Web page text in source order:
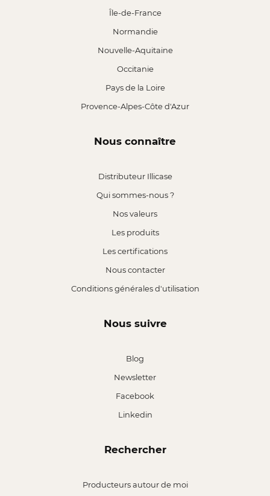
Île-de-France
Normandie
Nouvelle-Aquitaine
Occitanie
Pays de la Loire
Provence-Alpes-Côte d'Azur
Nous connaître
Distributeur Illicase
Qui sommes-nous ?
Nos valeurs
Les produits
Les certifications
Nous contacter
Conditions générales d'utilisation
Nous suivre
Blog
Newsletter
Facebook
Linkedin
Rechercher
Producteurs autour de moi